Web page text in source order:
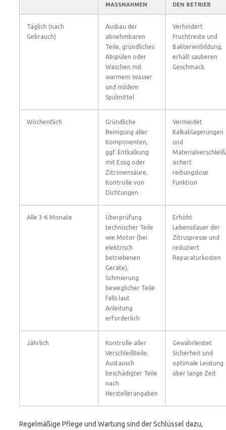
MASSNAHMEN
DEN BETRIEB
Täglich (nach
Gebrauch)
Ausbau der
abnehmbaren
Teile, gründliches
Abspülen oder
Waschen mit
warmem Wasser
und mildem
Spülmittel
Verhindert
Fruchtreste und
Bakterienbildung,
erhält sauberen
Geschmack
Wöchentlich
Gründliche
Reinigung aller
Komponenten,
ggf. Entkalkung
mit Essig oder
Zitronensäure,
Kontrolle von
Dichtungen
Vermeidet
Kalkablagerungen
und
Materialverschleiß,
sichert
reibungslose
Funktion
Alle 3-6 Monate
Überprüfung
technischer Teile
wie Motor (bei
elektrisch
betriebenen
Geräte),
Schmierung
beweglicher Teile
falls laut
Anleitung
erforderlich
Erhöht
Lebensdauer der
Zitruspresse und
reduziert
Reparaturkosten
Jährlich
Kontrolle aller
Verschleißteile,
Austausch
beschädigter Teile
nach
Herstellerangaben
Gewährleistet
Sicherheit und
optimale Leistung
über lange Zeit
Regelmäßige Pflege und Wartung sind der Schlüssel dazu,